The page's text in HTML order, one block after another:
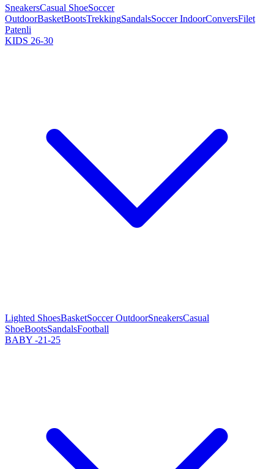
SneakersCasual ShoeSoccer
OutdoorBasketBootsTrekkingSandalsSoccer IndoorConversFilet
Patenli
KIDS 26-30
Lighted ShoesBasketSoccer OutdoorSneakersCasual
ShoeBootsSandalsFootball
BABY -21-25